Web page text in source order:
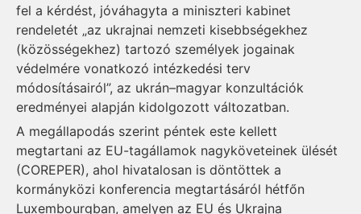
fel a kérdést, jóváhagyta a miniszteri kabinet
rendeletét „az ukrajnai nemzeti kisebbségekhez
(közösségekhez) tartozó személyek jogainak
védelmére vonatkozó intézkedési terv
módosításairól”, az ukrán–magyar konzultációk
eredményei alapján kidolgozott változatban.
A megállapodás szerint péntek este kellett
megtartani az EU-tagállamok nagyköveteinek ülését
(COREPER), ahol hivatalosan is döntöttek a
kormányközi konferencia megtartásáról hétfőn
Luxembourgban, amelyen az EU és Ukrajna